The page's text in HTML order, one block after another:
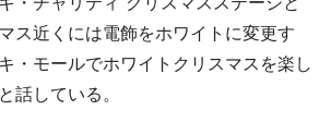
ス近くには電飾をホワイトに変更す
・モールでホワイトクリスマスを楽し
話している。